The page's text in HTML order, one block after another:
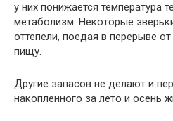
у них понижается температура
метаболизм. Некоторые
оттепели, поедая в перерыве
пищу.
Другие запасов не делают и
накопленного за лето и осень